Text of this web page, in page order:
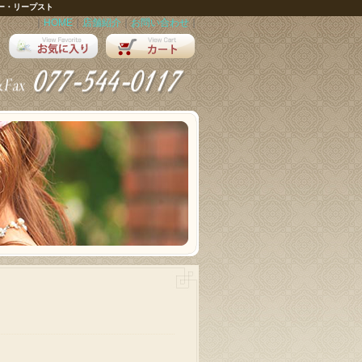
・リープスト
｜ HOME｜ 店舗紹介 ｜お問い合わせ｜